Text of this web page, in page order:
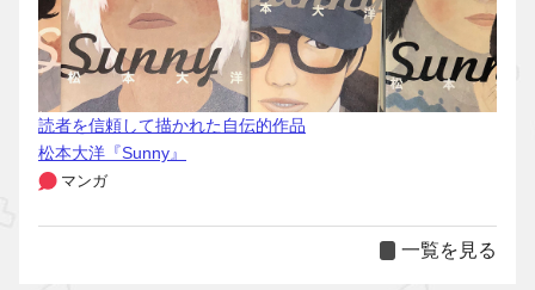
読者を信頼して描かれた自伝的作品
松本大洋『Sunny』
マンガ
一覧を見る